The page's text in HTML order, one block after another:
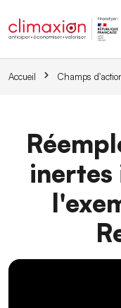
Accueil Champs
inertes